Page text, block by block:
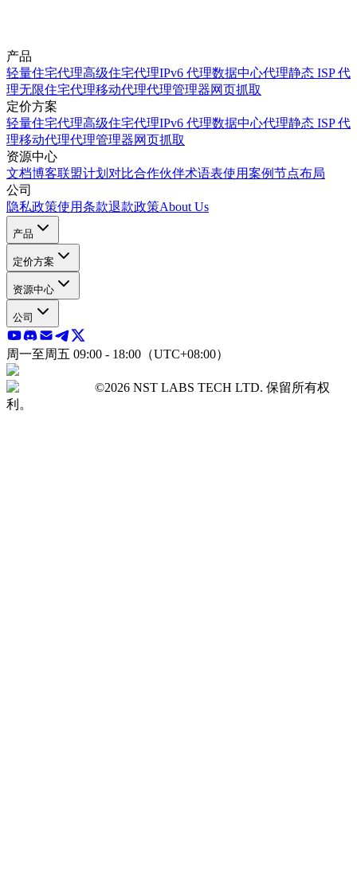
产品
轻量住宅代理高级住宅代理IPv6 代理数据中心代理静态 ISP 代
理无限住宅代理移动代理代理管理器网页抓取
定价方案
轻量住宅代理高级住宅代理IPv6 代理数据中心代理静态 ISP 代
理移动代理代理管理器网页抓取
资源中心
文档博客联盟计划 对比合作伙伴术语表使用案例节点布局
公司
隐私政策使用条款退款政策About Us
产品
定价方案
资源中心
公司
周一至周五 09:00 - 18:00（UTC+08:00）
©2026 NST LABS TECH LTD. 保留所有权
利。